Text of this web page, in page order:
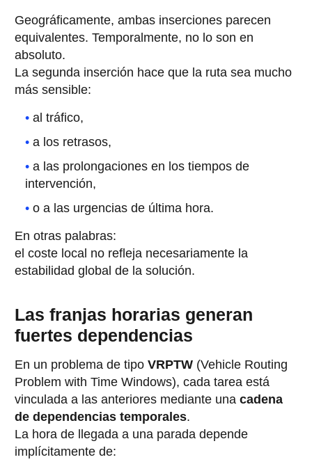
Geográficamente, ambas inserciones parecen
equivalentes. Temporalmente, no lo son en
absoluto.
La segunda inserción hace que la ruta sea mucho
más sensible:
al tráfico,
a los retrasos,
a las prolongaciones en los tiempos de
intervención,
o a las urgencias de última hora.
En otras palabras:
el coste local no refleja necesariamente la
estabilidad global de la solución.
Las franjas horarias generan
fuertes dependencias
En un problema de tipo VRPTW (Vehicle Routing
Problem with Time Windows), cada tarea está
vinculada a las anteriores mediante una cadena
de dependencias temporales.
La hora de llegada a una parada depende
implícitamente de: